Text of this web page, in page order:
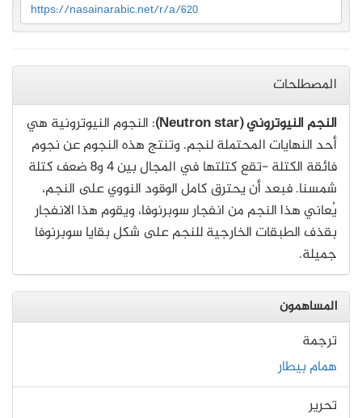
https://nasainarabic.net/r/a/620
المصطلحات
النجم النيوتروني (Neutron star)
: النجوم النيوترونية هي
أحد النهايات المحتملة لنجم. وتنتج هذه النجوم عن نجوم
فائقة الكتلة -تقع كتلتها في المجال بين 4 و8 ضعف كتلة
شمسنا. فبعد أن يحترق كامل الوقود النووي على النجم،
يُعاني هذا النجم من انفجار سوبرنوفا، ويقوم هذا الانفجار
بقذف الطبقات الخارجية للنجم على شكل بقايا سوبرنوفا
جميلة.
المساهمون
ترجمة
همام بيطار
تحرير